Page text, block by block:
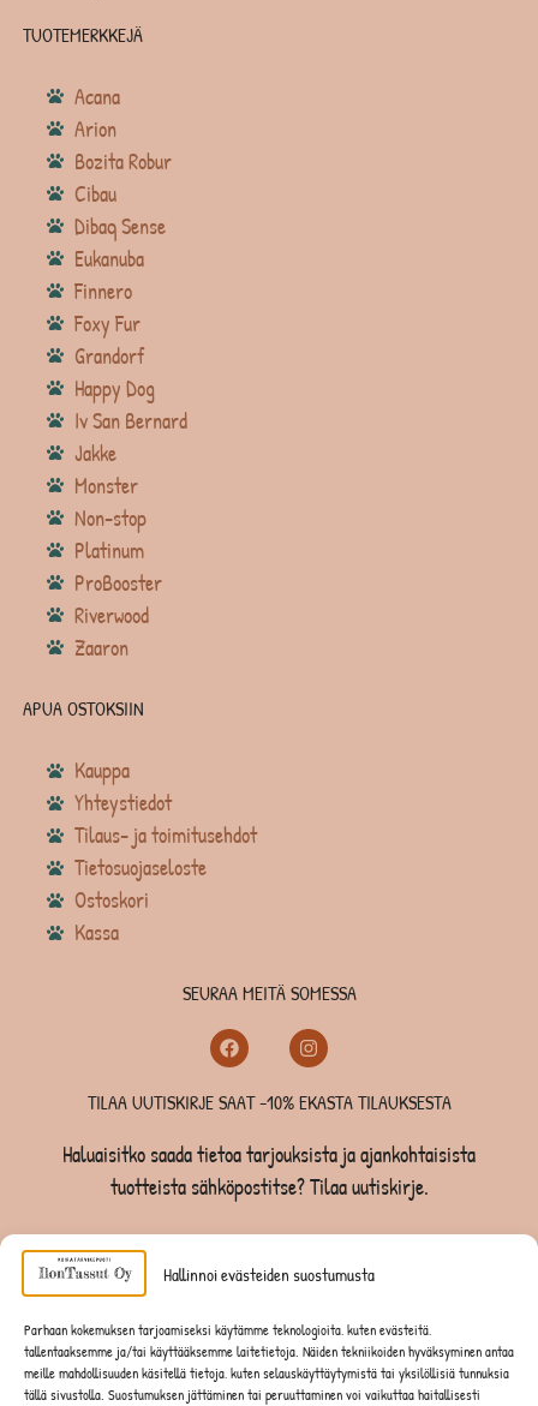
Hallinnoi evästeiden suostumusta
Parhaan kokemuksen tarjoamiseksi käytämme teknologioita, kuten evästeitä,
tallentaaksemme ja/tai käyttääksemme laitetietoja. Näiden tekniikoiden hyväksyminen antaa
meille mahdollisuuden käsitellä tietoja, kuten selauskäyttäytymistä tai yksilöllisiä tunnuksia
tällä sivustolla. Suostumuksen jättäminen tai peruuttaminen voi vaikuttaa haitallisesti
TUOTEMERKKEJÄ
Acana
Arion
Bozita Robur
Cibau
Dibaq Sense
Eukanuba
Finnero
Foxy Fur
Grandorf
Happy Dog
Iv San Bernard
Jakke
Monster
Non-stop
Platinum
ProBooster
Riverwood
Zaaron
APUA OSTOKSIIN
Kauppa
Yhteystiedot
Tilaus- ja toimitusehdot
Tietosuojaseloste
Ostoskori
Kassa
SEURAA MEITÄ SOMESSA
TILAA UUTISKIRJE SAAT -10% EKASTA TILAUKSESTA
Haluaisitko saada tietoa tarjouksista ja ajankohtaisista
tuotteista sähköpostitse? Tilaa uutiskirje.
TILAA UUTISKIRJE -SAAT -10% EKASTA TILAUKSESTA
KISSOILLE